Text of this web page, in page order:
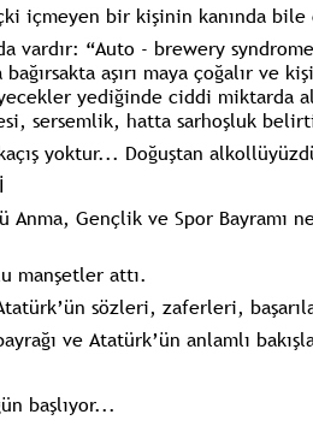
içmeyen bir kişinin kanında
vardır: “Auto - brewery
aşırı maya çoğalır ve
yediğinde ciddi miktarda
sersemlik, hatta sarhoşluk
yoktur... Doğuştan
Anma, Gençlik ve Spor
manşetler attı.
sözleri, zaferleri,
ve Atatürk’ün anlamlı
başlıyor...